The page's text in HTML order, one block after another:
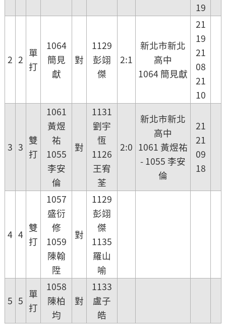
19
2 2
單
打
1064
簡見
獻
對
1129
彭翊
傑
2:1
新北市新北
高中
1064 簡見獻
21
19
21
08
21
10
3 3
雙
打
1061
黃煜
祐
1055
李安
倫
對
1131
劉宇
恆
1126
王宥
荃
2:0
新北市新北
高中
1061 黃煜祐
- 1055 李安
倫
21
21
09
18
4 4
雙
打
1057
盛衍
修
1059
陳翰
陞
對
1129
彭翊
傑
1135
羅山
喻
5 5
單
打
1058
陳柏
均
對
1133
盧子
皓